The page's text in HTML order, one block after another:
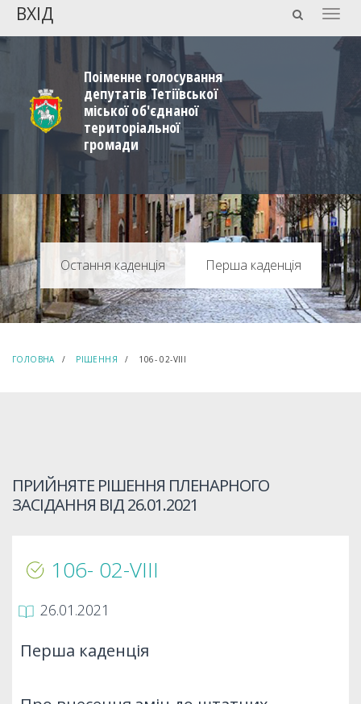
ВХІД
Поіменне голосування
депутатів Тетіївської
міської об'єднаної
територіальної
громади
Перша каденція
ГОЛОВНА РІШЕННЯ 106- 02-VIIІ
ПРИЙНЯТЕ РІШЕННЯ ПЛЕНАРНОГО
ЗАСІДАННЯ ВІД26.01.2021
106- 02-VIIІ
26.01.2021
Перша каденція